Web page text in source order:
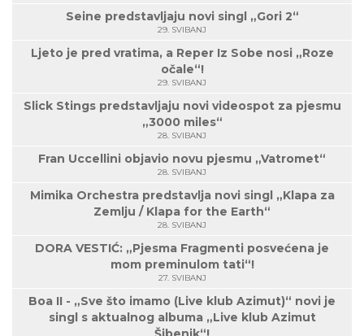
Seine predstavljaju novi singl „Gori 2“
29. SVIBANJ
Ljeto je pred vratima, a Reper Iz Sobe nosi „Roze
očale“!
29. SVIBANJ
Slick Stings predstavljaju novi videospot za pjesmu
„3000 miles“
28. SVIBANJ
Fran Uccellini objavio novu pjesmu „Vatromet“
28. SVIBANJ
Mimika Orchestra predstavlja novi singl „Klapa za
Zemlju / Klapa for the Earth“
28. SVIBANJ
DORA VESTIĆ: „Pjesma Fragmenti posvećena je
mom preminulom tati“!
27. SVIBANJ
Boa II - „Sve što imamo (Live klub Azimut)“ novi je
singl s aktualnog albuma „Live klub Azimut